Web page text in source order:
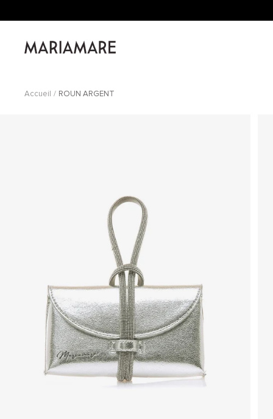
au
contenu
Mariamare
Accueil ROUN ARGENT